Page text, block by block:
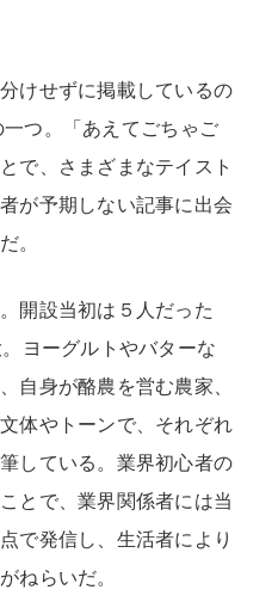
けせずに掲載しているの
つ。「あえてごちゃご
で、さまざまなテイスト
が予期しない記事に出会
。
開設当初は５人だった
ヨーグルトやバターな
自身が酪農を営む農家、
体やトーンで、それぞれ
している。業界初心者の
とで、業界関係者には当
で発信し、生活者により
ねらいだ。